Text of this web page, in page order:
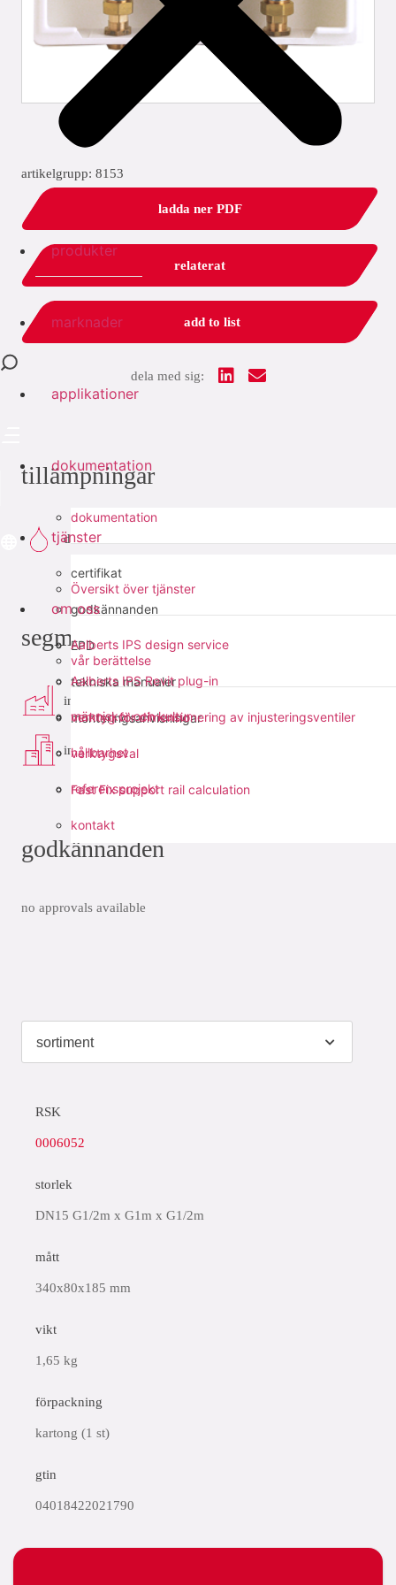
produkter
marknader
applikationer
dokumentation
dokumentation
certifikat
godkännanden
EPD
tekniska manualer
monteringsanvisningar
tjänster
Översikt över tjänster
Aalberts IPS design service
Aalberts IPS Revit plug-in
verktyg för dimensionering av injusteringsventiler
verktygsval
Fast Fix support rail calculation
om oss
vår berättelse
människor och kultur
hållbarhet
referensprojekt
kontakt
artikelgrupp: 8153
ladda ner PDF
relaterat
add to list
dela med sig:
tillämpningar
dricksvatten
segment
industri
infra
godkännanden
no approvals available
RSK
0006052
storlek
DN15 G1/2m x G1m x G1/2m
mått
340x80x185 mm
vikt
1,65 kg
förpackning
kartong (1 st)
gtin
04018422021790